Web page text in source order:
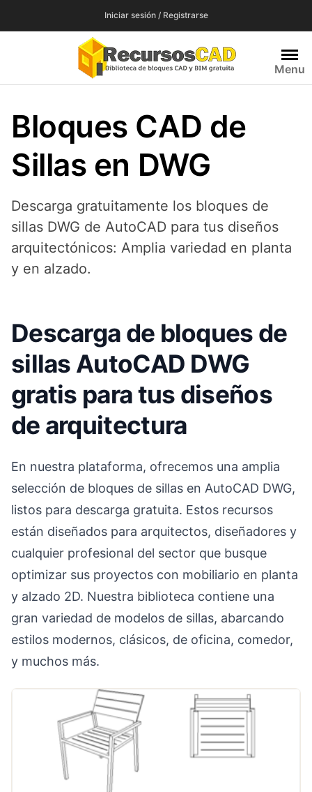
Iniciar sesión / Registrarse
Menu
Bloques CAD de
Sillas en DWG
Descarga gratuitamente los bloques de
sillas DWG de AutoCAD para tus diseños
arquitectónicos: Amplia variedad en planta
y en alzado.
Descarga de bloques de
sillas AutoCAD DWG
gratis para tus diseños
de arquitectura
En nuestra plataforma, ofrecemos una amplia
selección de bloques de sillas en AutoCAD DWG,
listos para descarga gratuita. Estos recursos
están diseñados para arquitectos, diseñadores y
cualquier profesional del sector que busque
optimizar sus proyectos con mobiliario en planta
y alzado 2D. Nuestra biblioteca contiene una
gran variedad de modelos de sillas, abarcando
estilos modernos, clásicos, de oficina, comedor,
y muchos más.